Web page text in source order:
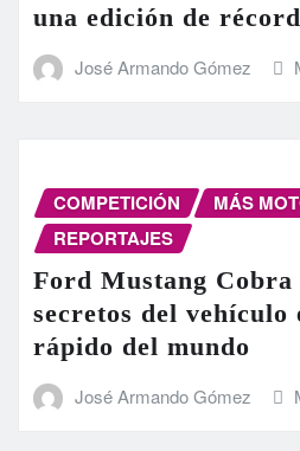
una edición de récord
José Armando Gómez
COMPETICIÓN
MÁS
REPORTAJES
Ford Mustang Cobra
secretos del vehículo
rápido del mundo
José Armando Gómez